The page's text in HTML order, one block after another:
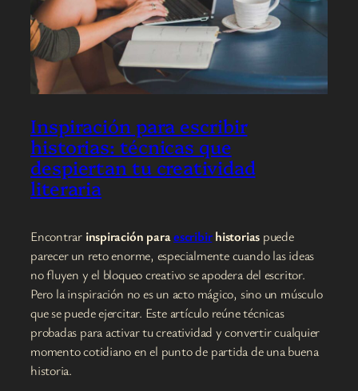
Inspiración para escribir
historias: técnicas que
despiertan tu creatividad
literaria
Encontrar inspiración paraescribirhistorias puede
parecer un reto enorme, especialmente cuando las ideas
no fluyen y el bloqueo creativo se apodera del escritor.
Pero la inspiración no es un acto mágico, sino un músculo
que se puede ejercitar. Este artículo reúne técnicas
probadas para activar tu creatividad y convertir cualquier
momento cotidiano en el punto de partida de una buena
historia.